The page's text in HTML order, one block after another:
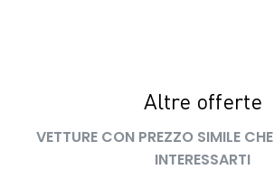
Altre offerte
VETTURE CON PREZZO SIMILE
INTERESSARTI